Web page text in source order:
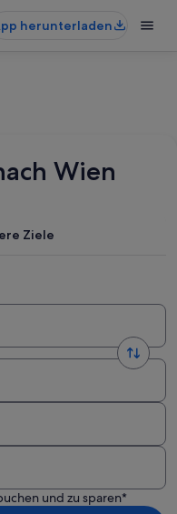
herunterladen
Wien
Ziele
und zu sparen*